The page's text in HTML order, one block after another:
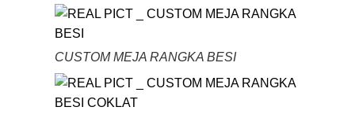
CUSTOM MEJA RANGKA BESI